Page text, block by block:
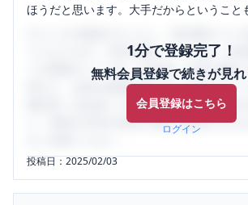
ほうだと思います。大手だからということ
1分で登録完了！
無料会員登録で続きが見
会員登録はこちら
ログイン
うになります。SHEHUB(シーハブ)は、女
ミの投稿サイトです。給与面・女性の働き
判など、女性の転職は気にすべき点がたく
輩社員（元社員）の口コミを通して、本当
り、将来の不安や現在の悩みを解消するた
投稿日：2025/02/03